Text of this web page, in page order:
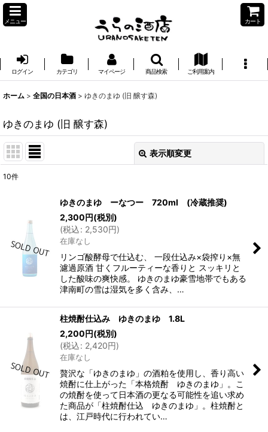
メニュー カート
ログイン カテゴリ マイページ 商品検索 ご利用案内
ホーム > 全国の日本酒 > ゆきのまゆ (旧 醸す森)
ゆきのまゆ (旧 醸す森)
表示順変更
並び順
絞り込む
10件
ゆきのまゆ ーなつー 720ml (冷蔵推奨)
2,300円(税別)
(税込: 2,530円)
在庫なし
リンゴ酸酵母で仕込む、 一段仕込み×袋搾り×無
濾過原酒 甘くフルーティーな香りと スッキリと
した酸味の爽快感。 ゆきのまゆ豪雪地帯でもある
津南町の雪は湿気を多く含み、…
柱焼酎仕込み ゆきのまゆ 1.8L
2,200円(税別)
(税込: 2,420円)
在庫なし
贅沢な「ゆきのまゆ」の酒粕を使用し、香り高い
焼酎に仕上がった「本格焼酎 ゆきのまゆ」。こ
の焼酎を使って日本酒の更なる可能性を追い求め
た商品が「柱焼酎仕込 ゆきのまゆ」。柱焼酎と
は、江戸時代に行われてい…